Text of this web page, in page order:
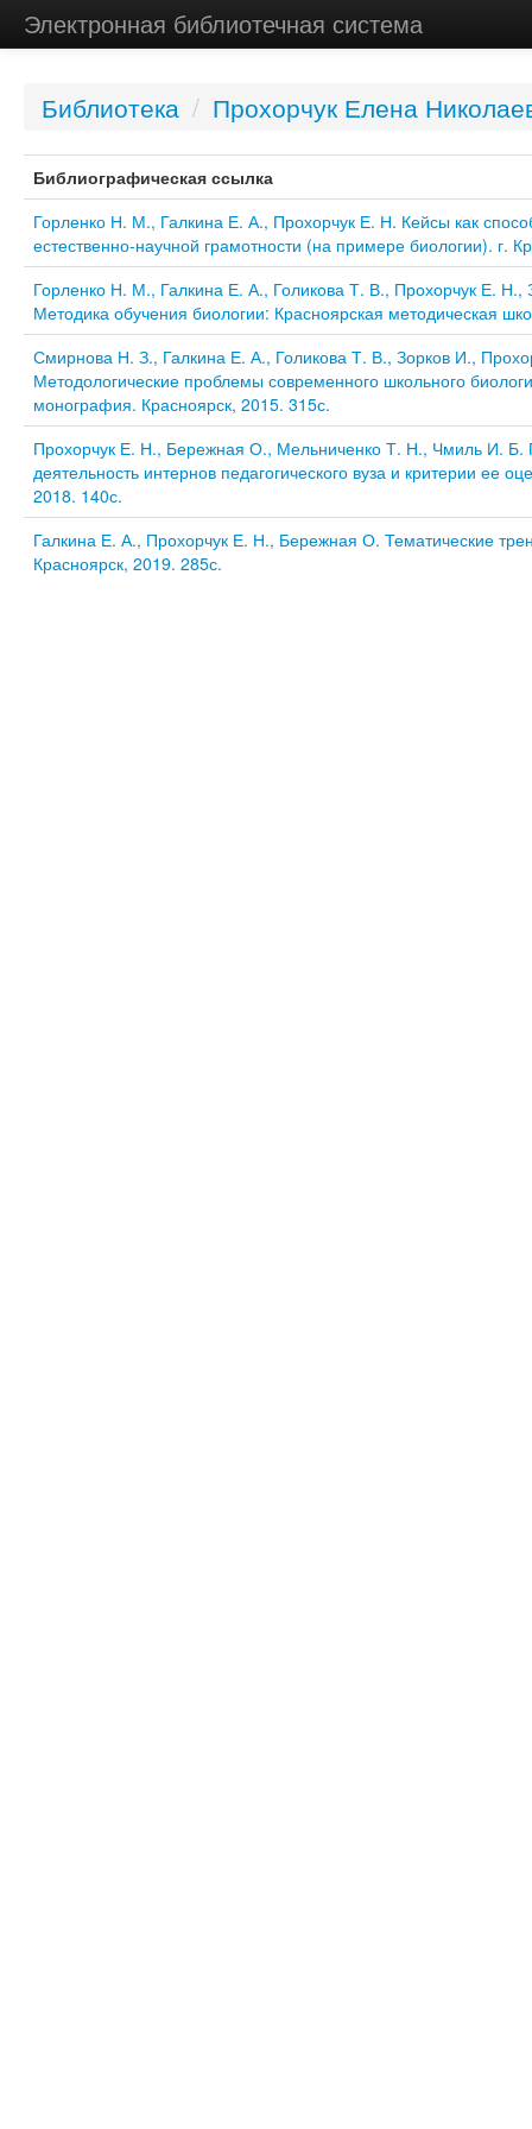
Электронная библиотечная система
Библиотека / Прохорчук Елена
Библиографическая ссылка
Горленко Н. М., Галкина Е. А., Прохорчук Е. Н. Кейсы как
естественно-научной грамотности (на примере биологии). г.
Горленко Н. М., Галкина Е. А., Голикова Т. В., Прохорчук Е.
Методика обучения биологии: Красноярская методическая
Смирнова Н. З., Галкина Е. А., Голикова Т. В., Зорков И.,
Методологические проблемы современного школьного
монография. Красноярск, 2015. 315с.
Прохорчук Е. Н., Бережная О., Мельниченко Т. Н., Чмиль И. Б.
деятельность интернов педагогического вуза и критерии ее
2018. 140с.
Галкина Е. А., Прохорчук Е. Н., Бережная О. Тематические
Красноярск, 2019. 285с.